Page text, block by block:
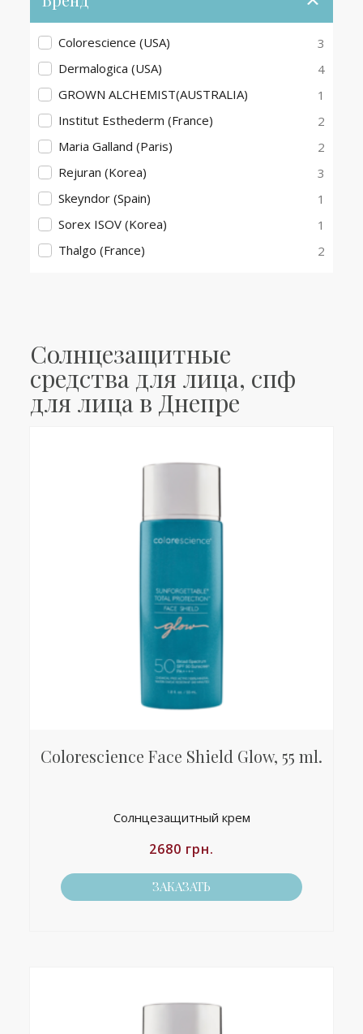
Colorescience (USA)
3
Dermalogica (USA)
4
GROWN ALCHEMIST(AUSTRALIA)
1
Institut Esthederm (France)
2
Maria Galland (Paris)
2
Rejuran (Korea)
3
Skeyndor (Spain)
1
Sorex ISOV (Korea)
1
Thalgo (France)
2
Солнцезащитные
средства для лица, спф
для лица в Днепре
Colorescience Face Shield Glow, 55 ml.
Солнцезащитный крем
2680 грн.
ЗАКАЗАТЬ